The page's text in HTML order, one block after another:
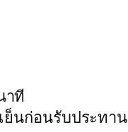
าที
ย็นก่อนรับประทาน